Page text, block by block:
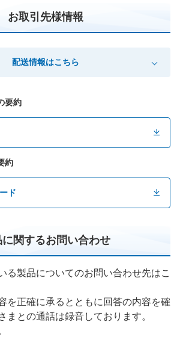
お取引先様情報
配送情報はこちら
要約
約
ド
に関するお問い合わせ
る製品についてのお問い合わせ先はこ
を正確に承るとともに回答の内容を確
まとの通話は録音しております。